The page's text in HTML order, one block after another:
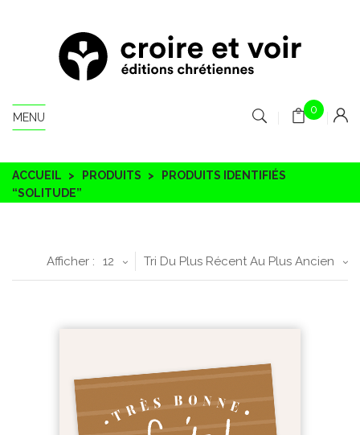
MENU
0
ACCUEIL PRODUITS
PRODUITS IDENTIFIÉS
“SOLITUDE”
Tri Du Plus Récent Au Plus Ancien
Afficher : 12